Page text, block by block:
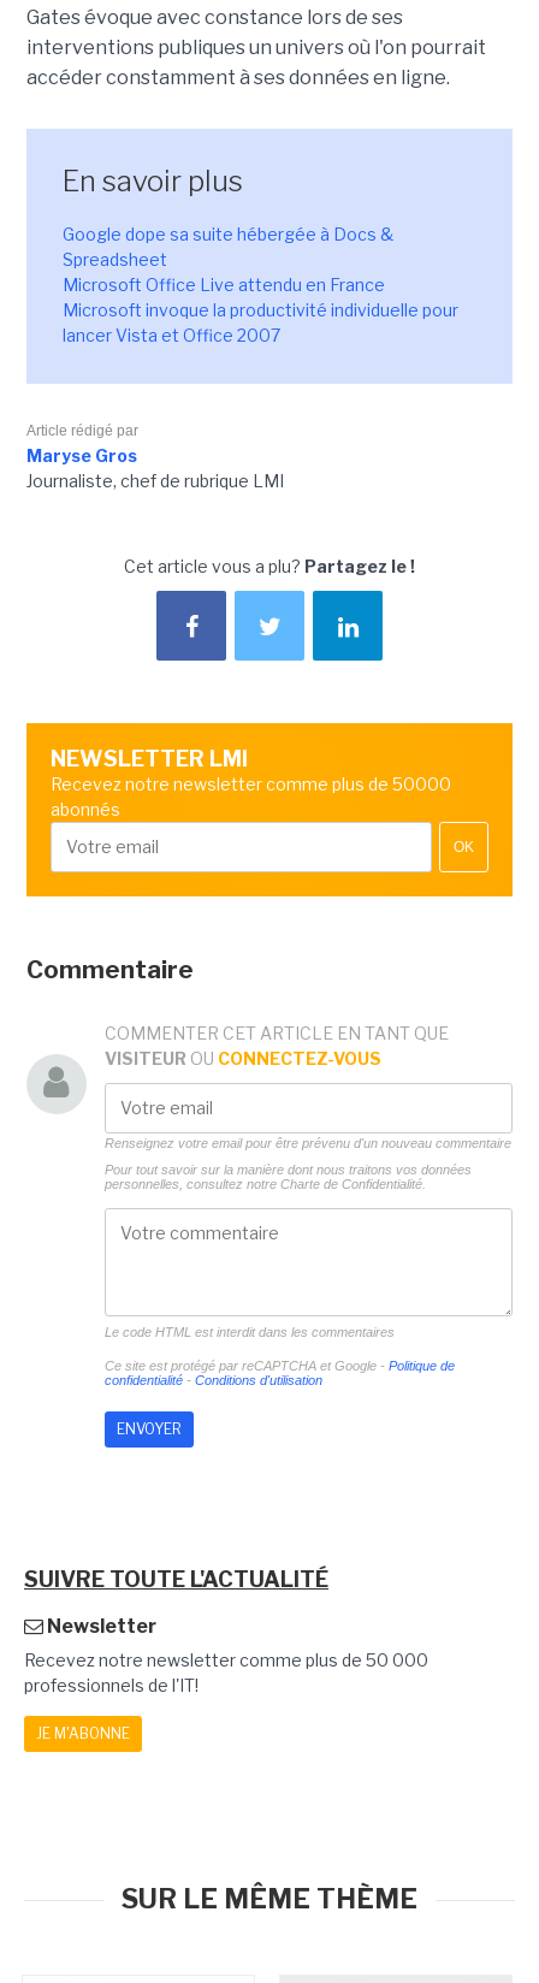
Gates évoque avec constance lors de ses
interventions publiques un univers où l'on pourrait
accéder constamment à ses données en ligne.
En savoir plus
Google dope sa suite hébergée à Docs &
Spreadsheet
Microsoft Office Live attendu en France
Microsoft invoque la productivité individuelle pour
lancer Vista et Office 2007
Article rédigé par
Maryse Gros
Journaliste, chef de rubrique LMI
Cet article vous a plu? Partagez le !
NEWSLETTER LMI
Recevez notre newsletter comme plus de 50000
abonnés
OK
Commentaire
COMMENTER CET ARTICLE EN TANT QUE
VISITEUR OU CONNECTEZ-VOUS
Renseignez votre email pour être prévenu d'un nouveau commentaire
Pour tout savoir sur la manière dont nous traitons vos données
personnelles, consultez notre Charte de Confidentialité.
Le code HTML est interdit dans les commentaires
Ce site est protégé par reCAPTCHA et Google - Politique de
confidentialité- Conditions d'utilisation
SUIVRE TOUTE L'ACTUALITÉ
Newsletter
Recevez notre newsletter comme plus de 50 000
professionnels de l'IT!
JE M'ABONNE
SUR LE MÊME THÈME